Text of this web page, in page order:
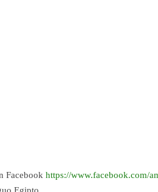
Facebook https://www.facebook.com/